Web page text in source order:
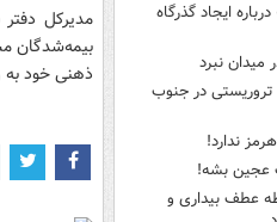
ایجاد گذرگاه
میدان نبرد
در جنوب
ندارد!
عجین بشه!
عطف بیداری و
مدیرکل
بیمه‌شدگان
ذهنی خود به